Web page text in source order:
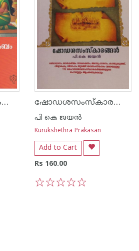
മാതൃകാ ഹിന്ദുകുടുംബം - ഹിന്ദുകുടുംബസംസ്‌കാരത്തിന്റെ നിത്യാനുഷ്‌ഠാനപദ്ധതി ഷോഡശസംസ്‌കാരങ്ങൾ
പി കെ ജയ‌ന്‍
Kurukshethra Prakasan
Add to Cart
Rs 160.00